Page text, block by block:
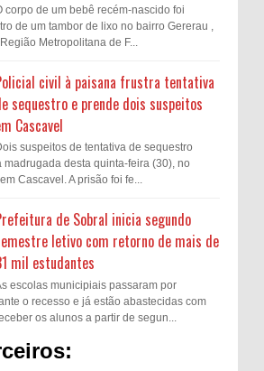
corpo de um bebê recém-nascido foi
de um tambor de lixo no bairro Gererau ,
Metropolitana de F...
civil à paisana frustra tentativa
sequestro e prende dois suspeitos
Cascavel
suspeitos de tentativa de sequestro
madrugada desta quinta-feira (30), no
Cascavel. A prisão foi fe...
de Sobral inicia segundo
letivo com retorno de mais de
mil estudantes
escolas municipiais passaram por
o recesso e já estão abastecidas com
os alunos a partir de segun...